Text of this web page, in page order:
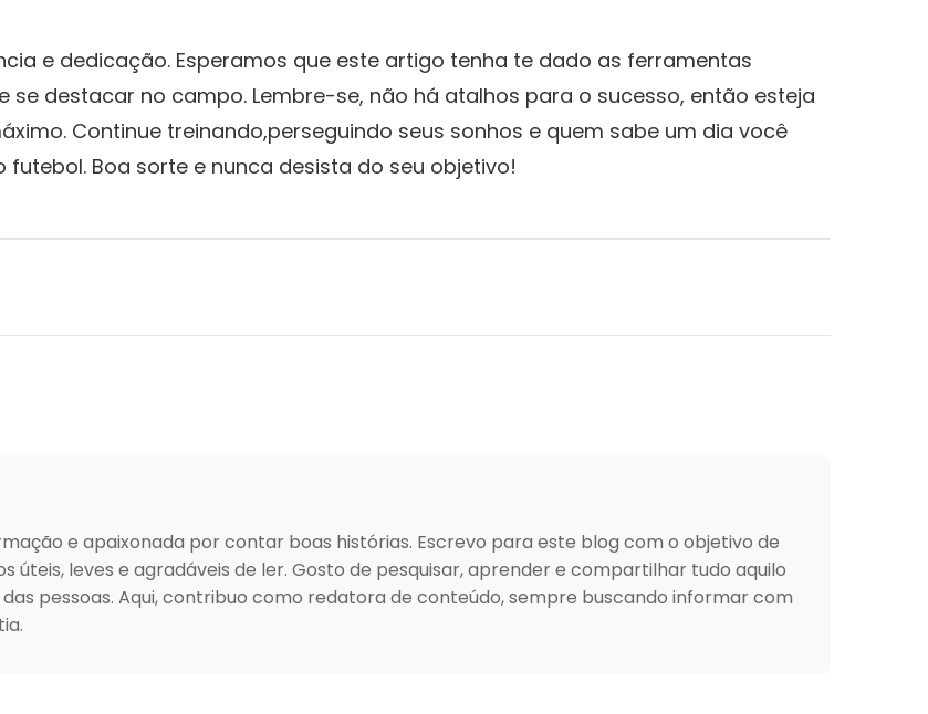
e dedicação. Esperamos que este artigo tenha te‍ dado as⁢ ferramentas
destacar no campo. Lembre-se, ⁢não há⁢ atalhos para o sucesso, então esteja
Continue treinando,perseguindo ⁤seus sonhos e quem sabe um dia⁤ você
Boa sorte e nunca ⁣desista do‌ seu⁢ objetivo!
e apaixonada por contar boas histórias. Escrevo para este blog com o objetivo de
leves e agradáveis de ler. Gosto de pesquisar, aprender e compartilhar tudo aquilo
pessoas. Aqui, contribuo como redatora de conteúdo, sempre buscando informar com